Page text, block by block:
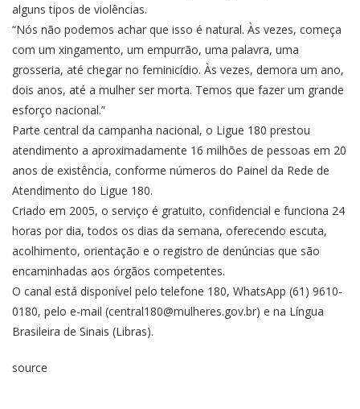
alguns tipos de violências.
“Nós não podemos achar que isso é natural. Às vezes, começa
com um xingamento, um empurrão, uma palavra, uma
grosseria, até chegar no feminicídio. Às vezes, demora um ano,
dois anos, até a mulher ser morta. Temos que fazer um grande
esforço nacional.”
Parte central da campanha nacional, o Ligue 180 prestou
atendimento a aproximadamente 16 milhões de pessoas em 20
anos de existência, conforme números do Painel da Rede de
Atendimento do Ligue 180.
Criado em 2005, o serviço é gratuito, confidencial e funciona 24
horas por dia, todos os dias da semana, oferecendo escuta,
acolhimento, orientação e o registro de denúncias que são
encaminhadas aos órgãos competentes.
O canal está disponível pelo telefone 180, WhatsApp (61) 9610-
0180, pelo e-mail (central180@mulheres.gov.br) e na Língua
Brasileira de Sinais (Libras).
source